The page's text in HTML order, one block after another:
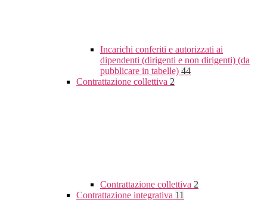
Incarichi conferiti e autorizzati ai
dipendenti (dirigenti e non dirigenti) (da
pubblicare in tabelle) 44
Contrattazione collettiva 2
Contrattazione collettiva 2
Contrattazione integrativa 11